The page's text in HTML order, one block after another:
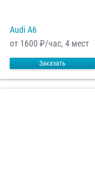
Audi A6
от 1600 ₽/час, 4 мест
Заказать